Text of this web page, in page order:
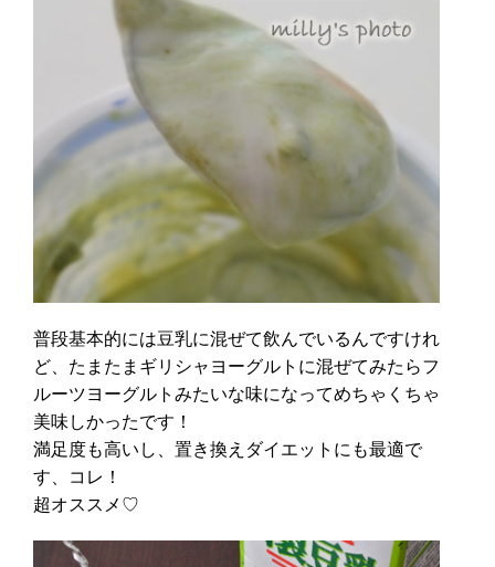
普段基本的には豆乳に混ぜて飲んでいるんですけれ
ど、たまたまギリシャヨーグルトに混ぜてみたらフ
ルーツヨーグルトみたいな味になってめちゃくちゃ
美味しかったです！
満足度も高いし、置き換えダイエットにも最適で
す、コレ！
超オススメ♡